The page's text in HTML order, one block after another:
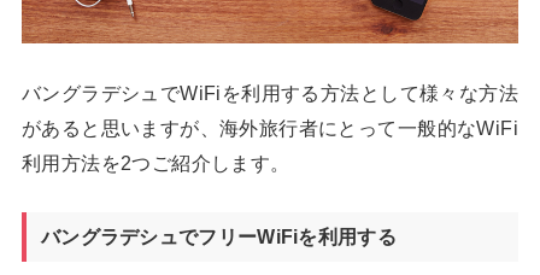
バングラデシュでWiFiを利用する方法として様々な方法
があると思いますが、海外旅行者にとって一般的なWiFi
利用方法を2つご紹介します。
バングラデシュでフリーWiFiを利用する